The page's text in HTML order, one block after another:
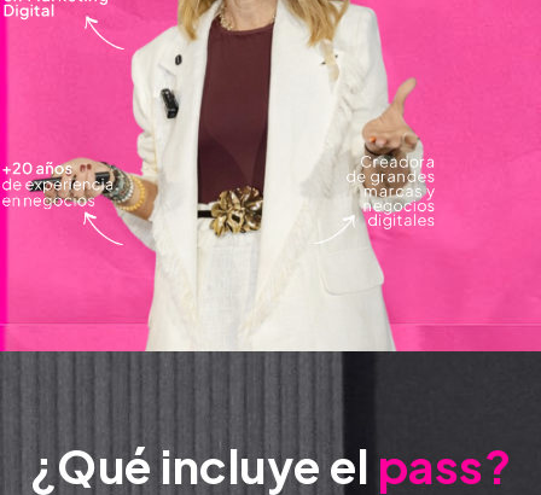
¿Qué incluye el pass?